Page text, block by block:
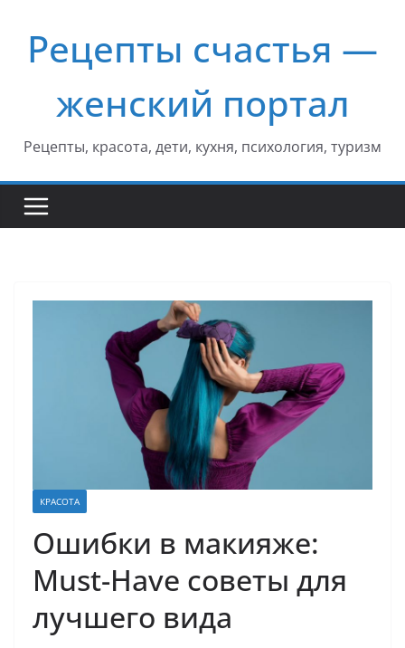
содержимому
Рецепты счастья —
женский портал
Рецепты, красота, дети, кухня, психология, туризм
КРАСОТА
Ошибки в макияже:
Must-Have советы для
лучшего вида